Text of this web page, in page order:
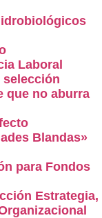
Laboral
que no aburra
Blandas»
para Fondos
Estrategia,